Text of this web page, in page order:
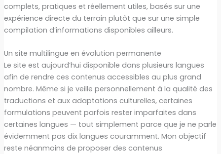
complets, pratiques et réellement utiles, basés sur une
expérience directe du terrain plutôt que sur une simple
compilation d’informations disponibles ailleurs.
Un site multilingue en évolution permanente
Le site est aujourd’hui disponible dans plusieurs langues
afin de rendre ces contenus accessibles au plus grand
nombre. Même si je veille personnellement à la qualité des
traductions et aux adaptations culturelles, certaines
formulations peuvent parfois rester imparfaites dans
certaines langues — tout simplement parce que je ne parle
évidemment pas dix langues couramment. Mon objectif
reste néanmoins de proposer des contenus